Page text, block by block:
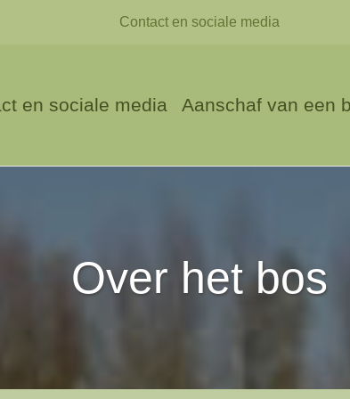
Contact en sociale media
en sociale media Aanschaf van een
Over het bos